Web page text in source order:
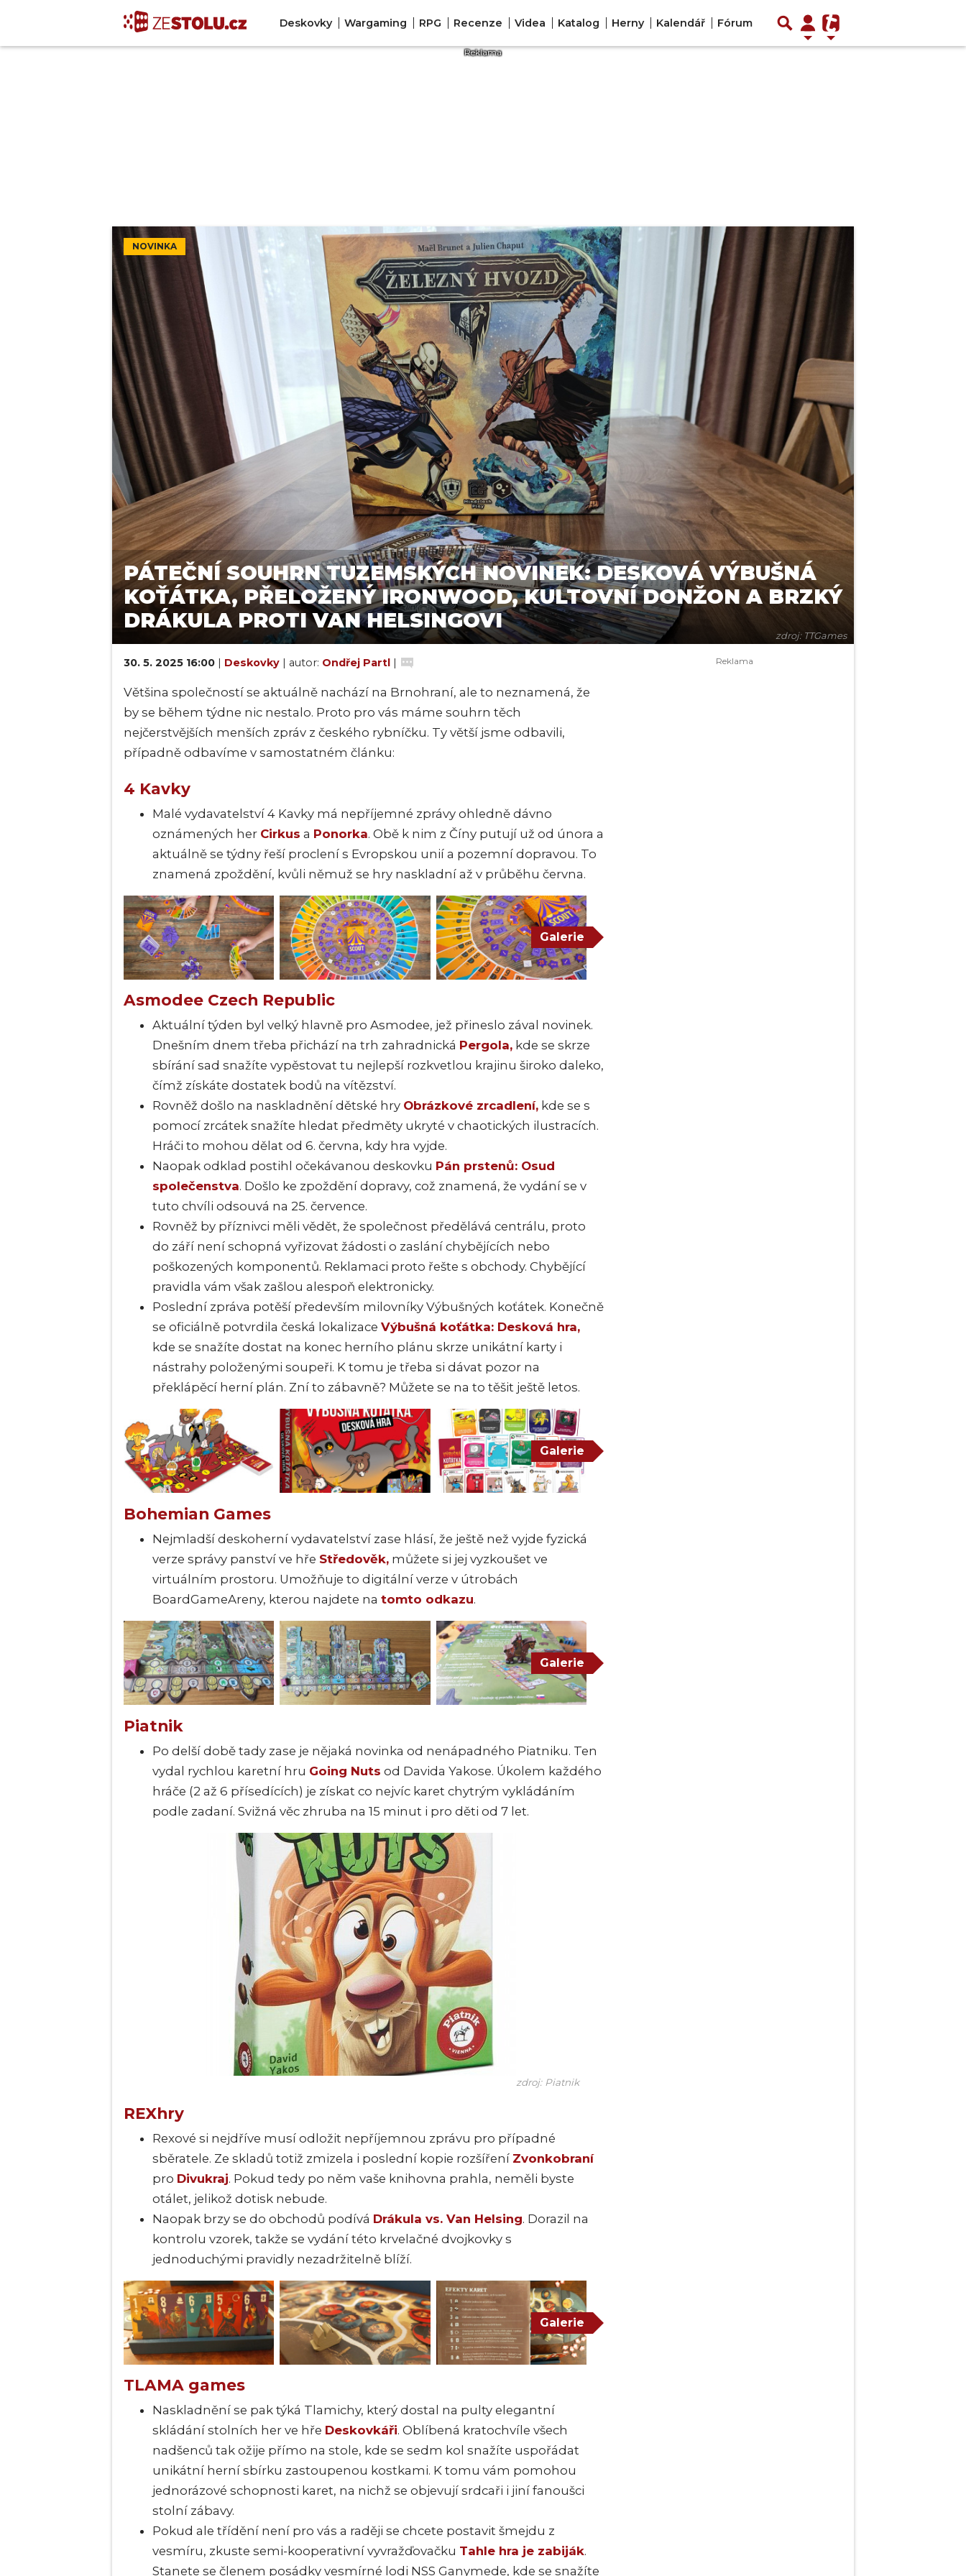
Deskovky Wargaming RPG Recenze Videa Katalog Herny Kalendář Fórum
NOVINKA
zdroj: TTGames
PÁTEČNÍ SOUHRN TUZEMSKÝCH NOVINEK: DESKOVÁ VÝBUŠNÁ
KOŤÁTKA, PŘELOŽENÝ IRONWOOD, KULTOVNÍ DONŽON A BRZKÝ
DRÁKULA PROTI VAN HELSINGOVI
30. 5. 2025 16:00 | Deskovky | autor: Ondřej Partl |
Většina společností se aktuálně nachází na Brnohraní, ale to neznamená, že
by se během týdne nic nestalo. Proto pro vás máme souhrn těch
nejčerstvějších menších zpráv z českého rybníčku. Ty větší jsme odbavili,
případně odbavíme v samostatném článku:
4 Kavky
Malé vydavatelství 4 Kavky má nepříjemné zprávy ohledně dávno
oznámených her Cirkus a Ponorka. Obě k nim z Číny putují už od února a
aktuálně se týdny řeší proclení s Evropskou unií a pozemní dopravou. To
znamená zpoždění, kvůli němuž se hry naskladní až v průběhu června.
Galerie
Asmodee Czech Republic
Aktuální týden byl velký hlavně pro Asmodee, jež přineslo zával novinek.
Dnešním dnem třeba přichází na trh zahradnická Pergola, kde se skrze
sbírání sad snažíte vypěstovat tu nejlepší rozkvetlou krajinu široko daleko,
čímž získáte dostatek bodů na vítězství.
Rovněž došlo na naskladnění dětské hry Obrázkové zrcadlení, kde se s
pomocí zrcátek snažíte hledat předměty ukryté v chaotických ilustracích.
Hráči to mohou dělat od 6. června, kdy hra vyjde.
Naopak odklad postihl očekávanou deskovku Pán prstenů: Osud
společenstva. Došlo ke zpoždění dopravy, což znamená, že vydání se v
tuto chvíli odsouvá na 25. července.
Rovněž by příznivci měli vědět, že společnost předělává centrálu, proto
do září není schopná vyřizovat žádosti o zaslání chybějících nebo
poškozených komponentů. Reklamaci proto řešte s obchody. Chybějící
pravidla vám však zašlou alespoň elektronicky.
Poslední zpráva potěší především milovníky Výbušných koťátek. Konečně
se oficiálně potvrdila česká lokalizace Výbušná koťátka: Desková hra,
kde se snažíte dostat na konec herního plánu skrze unikátní karty i
nástrahy položenými soupeři. K tomu je třeba si dávat pozor na
překlápěcí herní plán. Zní to zábavně? Můžete se na to těšit ještě letos.
Galerie
Bohemian Games
Nejmladší deskoherní vydavatelství zase hlásí, že ještě než vyjde fyzická
verze správy panství ve hře Středověk, můžete si jej vyzkoušet ve
virtuálním prostoru. Umožňuje to digitální verze v útrobách
BoardGameAreny, kterou najdete na tomto odkazu.
Galerie
Piatnik
Po delší době tady zase je nějaká novinka od nenápadného Piatniku. Ten
vydal rychlou karetní hru Going Nuts od Davida Yakose. Úkolem každého
hráče (2 až 6 přísedících) je získat co nejvíc karet chytrým vykládáním
podle zadaní. Svižná věc zhruba na 15 minut i pro děti od 7 let.
zdroj: Piatnik
REXhry
Rexové si nejdříve musí odložit nepříjemnou zprávu pro případné
sběratele. Ze skladů totiž zmizela i poslední kopie rozšíření Zvonkobraní
pro Divukraj. Pokud tedy po něm vaše knihovna prahla, neměli byste
otálet, jelikož dotisk nebude.
Naopak brzy se do obchodů podívá Drákula vs. Van Helsing. Dorazil na
kontrolu vzorek, takže se vydání této krvelačné dvojkovky s
jednoduchými pravidly nezadržitelně blíží.
Galerie
TLAMA games
Naskladnění se pak týká Tlamichy, který dostal na pulty elegantní
skládání stolních her ve hře Deskovkáři. Oblíbená kratochvíle všech
nadšenců tak ožije přímo na stole, kde se sedm kol snažíte uspořádat
unikátní herní sbírku zastoupenou kostkami. K tomu vám pomohou
jednorázové schopnosti karet, na nichž se objevují srdcaři i jiní fanoušci
stolní zábavy.
Pokud ale třídění není pro vás a raději se chcete postavit šmejdu z
vesmíru, zkuste semi-kooperativní vyvražďovačku Tahle hra je zabiják.
Stanete se členem posádky vesmírné lodi NSS Ganymede, kde se snažíte